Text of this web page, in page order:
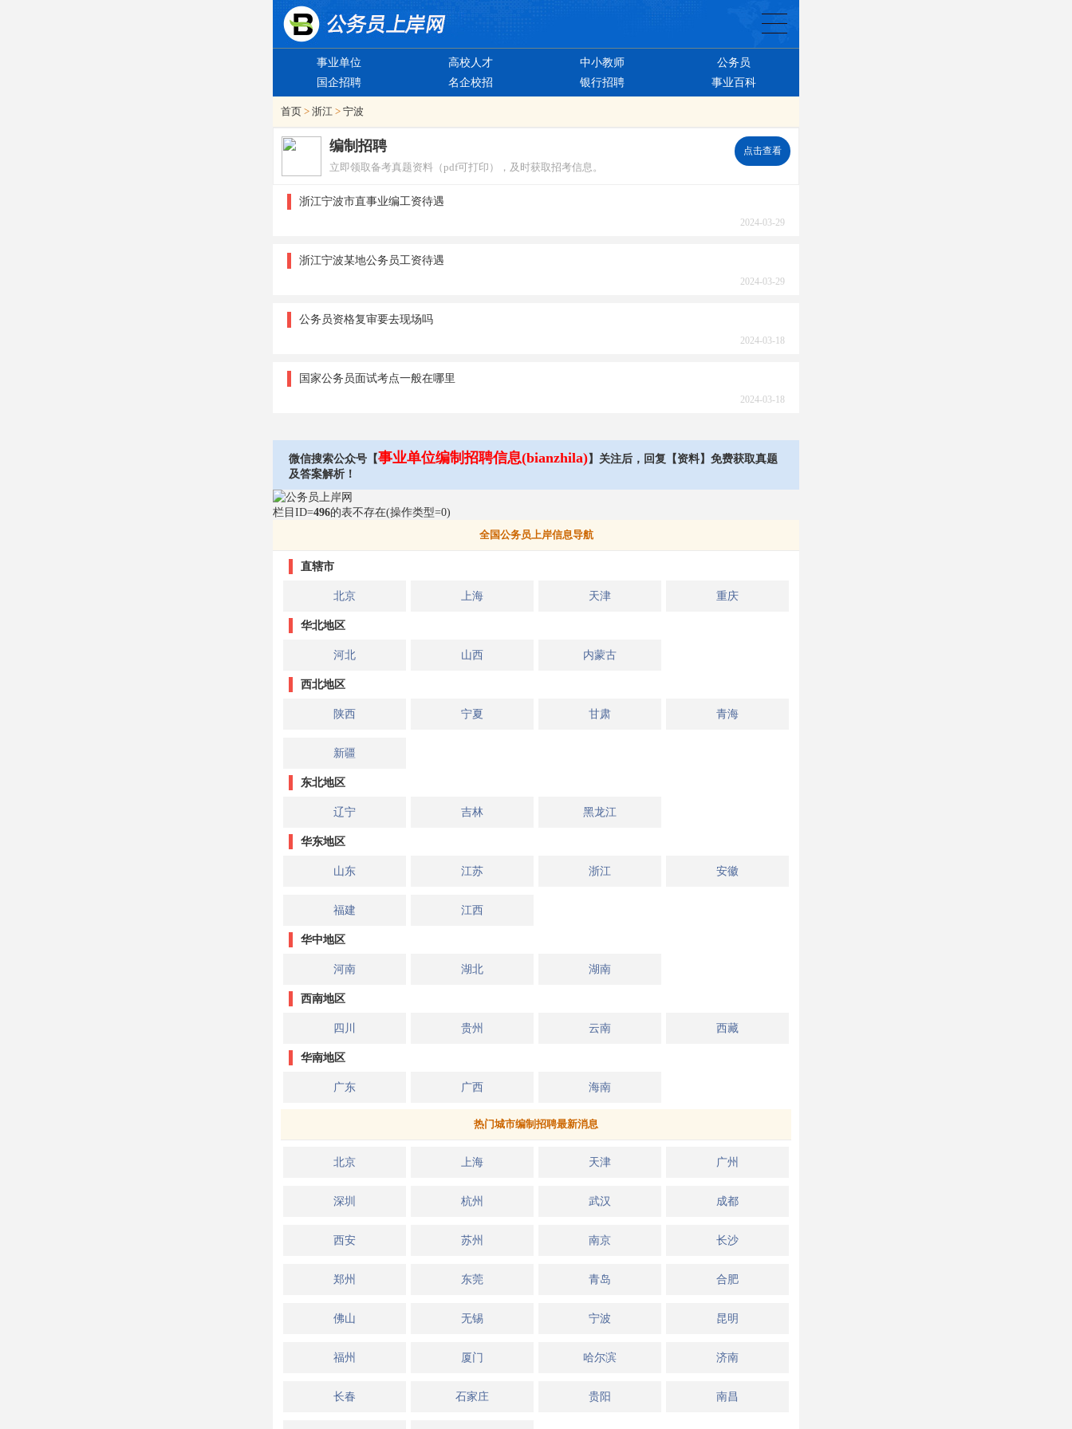
事业单位 高校人才 中小教师
公务员
国企招聘
名企校招 银行招聘 事业百科
首页 > 浙江 > 宁波
编制招聘
立即领取备考真题资料（pdf可打印），及时获取招考信息。
点击查看
浙江宁波市直事业编工资待遇
2024-03-29
浙江宁波某地公务员工资待遇
2024-03-29
公务员资格复审要去现场吗
2024-03-18
国家公务员面试考点一般在哪里
2024-03-18
微信搜索公众号【事业单位编制招聘信息(bianzhila)】关注后，回复【资料】免费获取真题
及答案解析！
栏目ID=496的表不存在(操作类型=0)
全国公务员上岸信息导航
直辖市
北京 上海 天津 重庆
华北地区
河北 山西 内蒙古
西北地区
陕西 宁夏 甘肃 青海
新疆
东北地区
辽宁 吉林 黑龙江
华东地区
山东 江苏 浙江 安徽
福建 江西
华中地区
河南 湖北 湖南
西南地区
四川 贵州 云南 西藏
华南地区
广东 广西 海南
热门城市编制招聘最新消息
北京 上海 天津 广州
深圳 杭州 武汉 成都
西安 苏州 南京 长沙
郑州 东莞 青岛 合肥
佛山 无锡 宁波 昆明
福州 厦门 哈尔滨 济南
长春 石家庄 贵阳 南昌